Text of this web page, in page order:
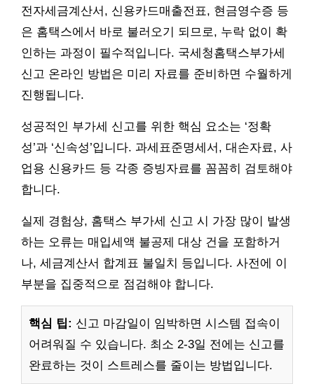
전자세금계산서, 신용카드매출전표, 현금영수증 등
은 홈택스에서 바로 불러오기 되므로, 누락 없이 확
인하는 과정이 필수적입니다. 국세청홈택스부가세
신고 온라인 방법은 미리 자료를 준비하면 수월하게
진행됩니다.
성공적인 부가세 신고를 위한 핵심 요소는 ‘정확
성’과 ‘신속성’입니다. 과세표준명세서, 대손자료, 사
업용 신용카드 등 각종 증빙자료를 꼼꼼히 검토해야
합니다.
실제 경험상, 홈택스 부가세 신고 시 가장 많이 발생
하는 오류는 매입세액 불공제 대상 건을 포함하거
나, 세금계산서 합계표 불일치 등입니다. 사전에 이
부분을 집중적으로 점검해야 합니다.
핵심 팁: 신고 마감일이 임박하면 시스템 접속이
어려워질 수 있습니다. 최소 2-3일 전에는 신고를
완료하는 것이 스트레스를 줄이는 방법입니다.